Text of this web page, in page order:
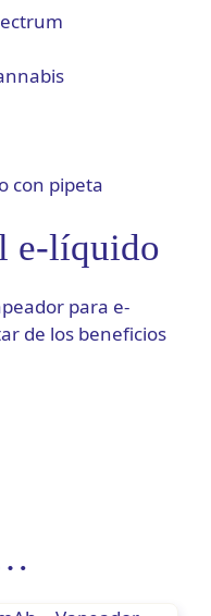
con pipeta
e-líquido
para e-
de los beneficios